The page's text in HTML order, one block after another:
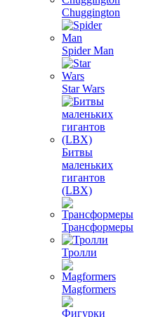
Chuggington
Spider Man
Star Wars
Битвы
маленьких
гигантов
(LBX)
Трансформеры
Тролли
Magformers